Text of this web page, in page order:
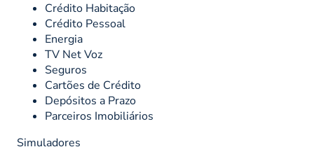
Crédito Habitação
Crédito Pessoal
Energia
TV Net Voz
Seguros
Cartões de Crédito
Depósitos a Prazo
Parceiros Imobiliários
Simuladores